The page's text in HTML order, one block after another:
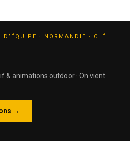
· NORMANDIE · CLÉ
& animations outdoor · On vient
→